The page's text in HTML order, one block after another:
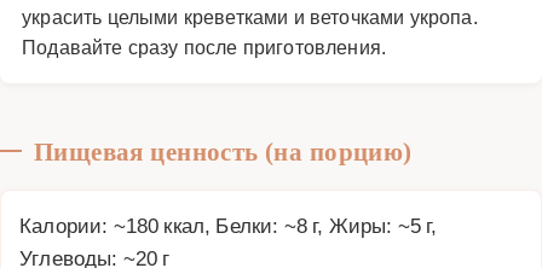
украсить целыми креветками и веточками укропа.
Подавайте сразу после приготовления.
Пищевая ценность (на порцию)
Калории: ~180 ккал, Белки: ~8 г, Жиры: ~5 г,
Углеводы: ~20 г